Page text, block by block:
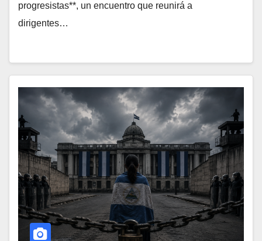
progresistas**, un encuentro que reunirá a
dirigentes…